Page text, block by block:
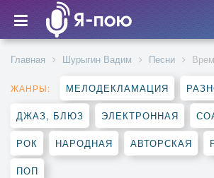
Главная Шурыгин Вадим Песни
ЖАНРЫ: МЕЛОДЕКЛАМАЦИЯ
ДЖАЗ, БЛЮЗ ЭЛЕКТРОННАЯ
РОК НАРОДНАЯ АВТОРСКАЯ
ПОП